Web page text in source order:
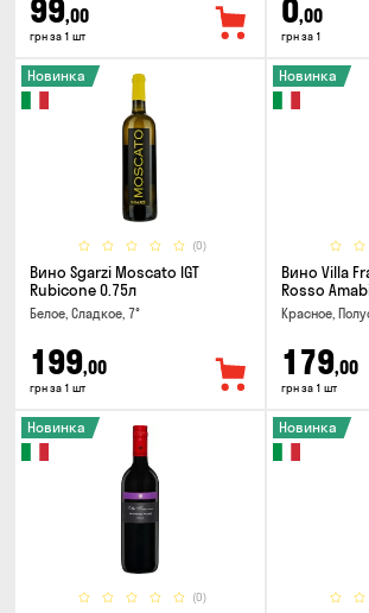
99,00
грн за 1 шт
0,00
грн за 1
(0)
Новинка
Вино Sgarzi Moscato IGT
Rubicone 0.75л
Белое, Сладкое, 7°
199,00
грн за 1 шт
Новинка
Вино Villa
Rosso
Красное,
179,00
грн за 1 шт
(0)
Новинка Новинка